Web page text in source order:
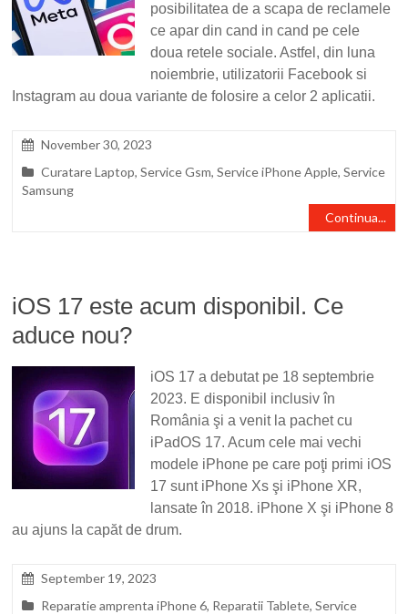
posibilitatea de a scapa de reclamele
ce apar din cand in cand pe cele
doua retele sociale. Astfel, din luna
noiembrie, utilizatorii Facebook si
Instagram au doua variante de folosire a celor 2 aplicatii.
November 30, 2023
Curatare Laptop,Service Gsm,Service iPhone Apple,Service
Samsung
Continua...
iOS 17 este acum disponibil. Ce
aduce nou?
iOS 17 a debutat pe 18 septembrie
2023. E disponibil inclusiv în
România şi a venit la pachet cu
iPadOS 17. Acum cele mai vechi
modele iPhone pe care poţi primi iOS
17 sunt iPhone Xs şi iPhone XR,
lansate în 2018. iPhone X şi iPhone 8
au ajuns la capăt de drum.
September 19, 2023
Reparatie amprenta iPhone 6, Reparatii Tablete,Service